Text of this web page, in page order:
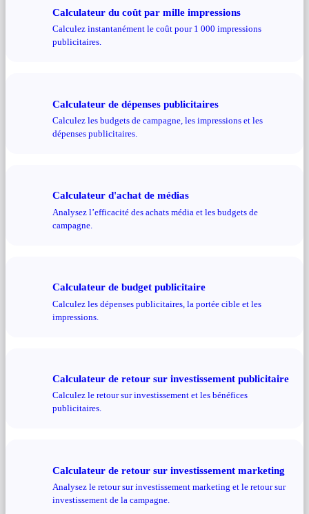
Calculateur du coût par mille impressions
Calculez instantanément le coût pour 1 000 impressions
publicitaires.
Calculateur de dépenses publicitaires
Calculez les budgets de campagne, les impressions et les
dépenses publicitaires.
Calculateur d'achat de médias
Analysez l’efficacité des achats média et les budgets de
campagne.
Calculateur de budget publicitaire
Calculez les dépenses publicitaires, la portée cible et les
impressions.
Calculateur de retour sur investissement publicitaire
Calculez le retour sur investissement et les bénéfices
publicitaires.
Calculateur de retour sur investissement marketing
Analysez le retour sur investissement marketing et le retour sur
investissement de la campagne.